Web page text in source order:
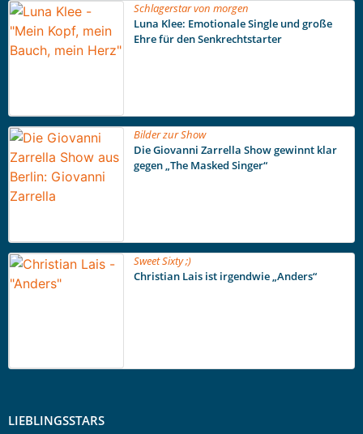
Schlagerstar von morgen
Luna Klee: Emotionale Single und große
Ehre für den Senkrechtstarter
Bilder zur Show
Die Giovanni Zarrella Show gewinnt klar
gegen „The Masked Singer“
Sweet Sixty ;)
Christian Lais ist irgendwie „Anders“
LIEBLINGSSTARS